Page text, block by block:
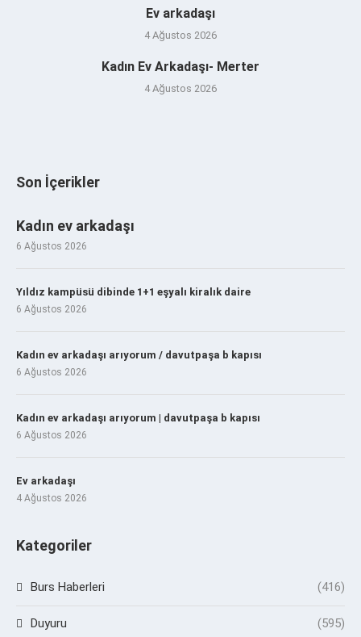
Ev arkadaşı
4 Ağustos 2026
Kadın Ev Arkadaşı- Merter
4 Ağustos 2026
Son İçerikler
Kadın ev arkadaşı
6 Ağustos 2026
Yıldız kampüsü dibinde 1+1 eşyalı kiralık daire
6 Ağustos 2026
Kadın ev arkadaşı arıyorum / davutpaşa b kapısı
6 Ağustos 2026
Kadın ev arkadaşı arıyorum | davutpaşa b kapısı
6 Ağustos 2026
Ev arkadaşı
4 Ağustos 2026
Kategoriler
Burs Haberleri (416)
Duyuru (595)